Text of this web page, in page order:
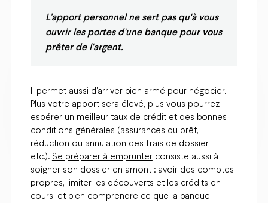
L’apport personnel ne sert pas qu'à vous
ouvrir les portes d'une banque pour vous
prêter de l'argent.
Il permet aussi d'arriver bien armé pour négocier.
Plus votre apport sera élevé, plus vous pourrez
espérer un meilleur taux de crédit et des bonnes
conditions générales (assurances du prêt,
réduction ou annulation des frais de dossier,
etc.). Se préparer à emprunterconsiste aussi à
soigner son dossier en amont : avoir des comptes
propres, limiter les découverts et les crédits en
cours, et bien comprendre ce que la banque